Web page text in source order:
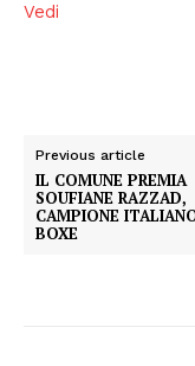
Vedi
Previous article
IL COMUNE PREMIA
SOUFIANE RAZZAD,
CAMPIONE
BOXE